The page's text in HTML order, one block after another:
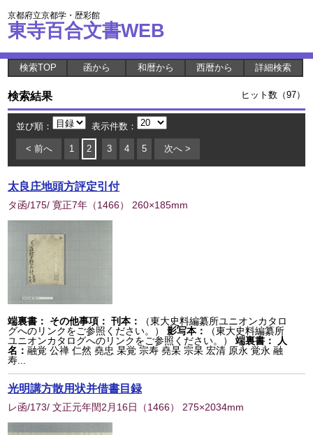
京都府立京都学・歴彩館
東寺百合文書WEB
検索TOP 函から 和暦から 西暦から 詳細検索
検索結果 ヒット数（97）
並び順： 表示件数：
< 前へ 1 2 3 4 5 次へ >
太良庄地頭方評定引付
タ函/175/ 寛正7年 （1466） 260×185mm
端裏書： その他事項： 刊本：
（東大史料編纂所ユニオンカタロ
グへのリンクをご参照ください。）
影写本：
（東大史料編纂所
ユニオンカタログへのリンクをご参照ください。）
端裏書：
人
名：融覚 公禅 仁然 堯忠 杲覚 宗寿 堯杲 宗杲 宏清 原永 覚永 融
寿...
光明講方散用状并借書目録
レ函/173/ 文正元年閏2月16日 （1466） 275×2034mm